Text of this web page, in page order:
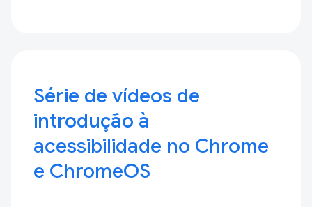
Série de vídeos de
introdução à
acessibilidade no Chrome
e ChromeOS